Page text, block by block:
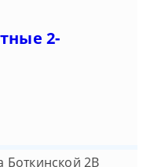
2-